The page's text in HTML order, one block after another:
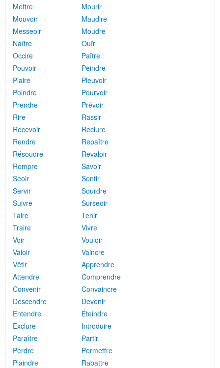
Mettre
Mourir
Mouvoir
Maudire
Messeoir
Moudre
Naître
Ouïr
Occire
Paître
Pouvoir
Peindre
Plaire
Pleuvoir
Poindre
Pourvoir
Prendre
Prévoir
Rire
Rassir
Recevoir
Reclure
Rendre
Repaître
Résoudre
Revaloir
Rompre
Savoir
Seoir
Sentir
Servir
Sourdre
Suivre
Surseoir
Taire
Tenir
Traire
Vivre
Voir
Vouloir
Valoir
Vaincre
Vêtir
Apprendre
Attendre
Comprendre
Convenir
Convaincre
Descendre
Devenir
Entendre
Éteindre
Exclure
Introduire
Paraître
Partir
Perdre
Permettre
Plaindre
Rabattre